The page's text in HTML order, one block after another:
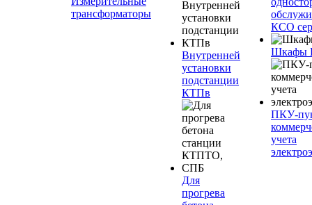
трансформаторы
Внутренней
установки
подстанции
КТПв
Для
прогрева
КСО
Шкафы
ПКУ-
учета